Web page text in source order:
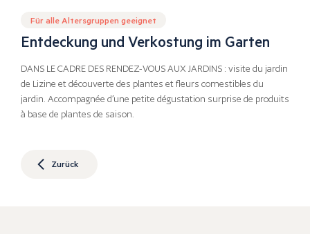
Für alle Altersgruppen geeignet
Entdeckung und Verkostung im Garten
DANS LE CADRE DES RENDEZ-VOUS AUX JARDINS : visite du jardin
de Lizine et découverte des plantes et fleurs comestibles du
jardin. Accompagnée d’une petite dégustation surprise de produits
à base de plantes de saison.
Zurück